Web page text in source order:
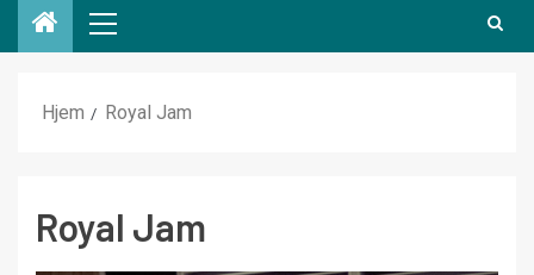
Hjem Royal Jam
Royal Jam